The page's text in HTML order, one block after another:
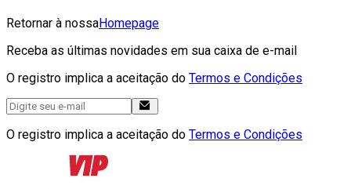
Retornar à nossaHomepage
Receba as últimas novidades em sua caixa de e-mail
O registro implica a aceitação do Termos e Condições
O registro implica a aceitação do Termos e Condições